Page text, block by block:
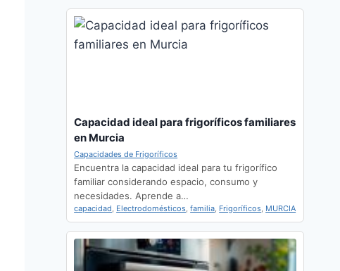
Capacidad ideal para frigoríficos familiares
en Murcia
Capacidades de Frigoríficos
Encuentra la capacidad ideal para tu frigorífico
familiar considerando espacio, consumo y
necesidades. Aprende a…
capacidad, Electrodomésticos,familia, Frigoríficos, MURCIA